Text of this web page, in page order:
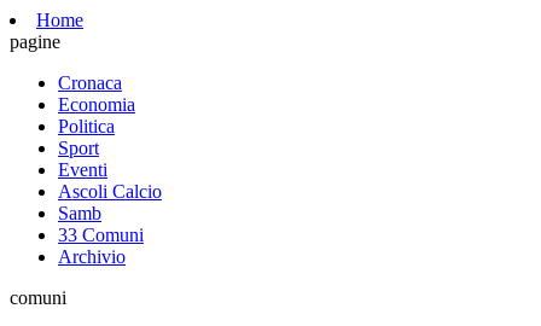
Home
pagine
Cronaca
Economia
Politica
Sport
Eventi
Ascoli Calcio
Samb
33 Comuni
Archivio
comuni